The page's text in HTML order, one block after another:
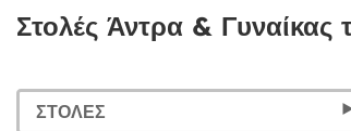
Στολές Άντρα & Γυναίκας
ΣΤΟΛΈΣ